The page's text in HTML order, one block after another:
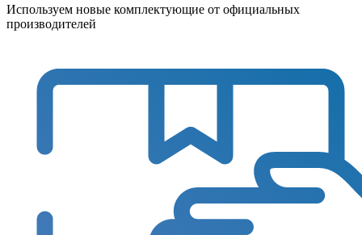
Используем новые комплектующие от официальных
производителей